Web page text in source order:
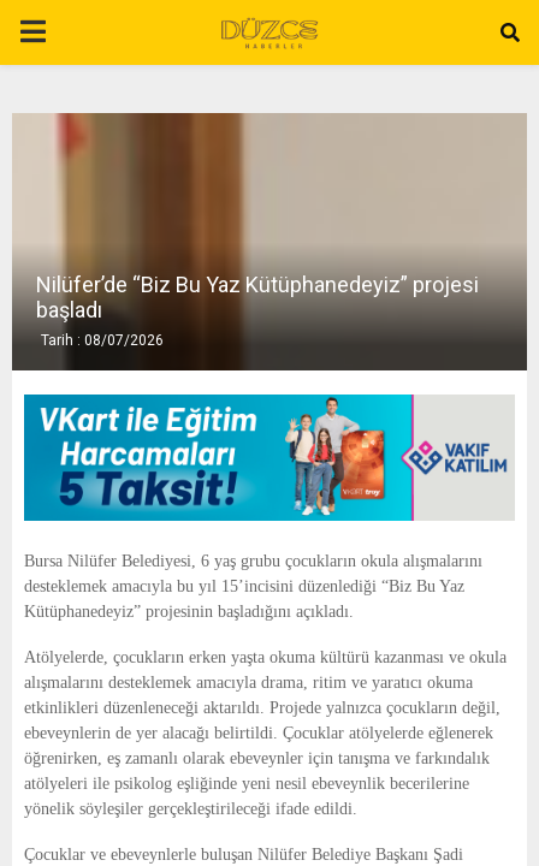
P
A
E
N
U
Nilüfer’de “Biz Bu Yaz Kütüphanedeyiz” projesi
başladı
Tarih : 08/07/2026
Bursa Nilüfer Belediyesi, 6 yaş grubu çocukların okula alışmalarını
desteklemek amacıyla bu yıl 15’incisini düzenlediği “Biz Bu Yaz
Kütüphanedeyiz” projesinin başladığını açıkladı.
Atölyelerde, çocukların erken yaşta okuma kültürü kazanması ve okula
alışmalarını desteklemek amacıyla drama, ritim ve yaratıcı okuma
etkinlikleri düzenleneceği aktarıldı. Projede yalnızca çocukların değil,
ebeveynlerin de yer alacağı belirtildi. Çocuklar atölyelerde eğlenerek
öğrenirken, eş zamanlı olarak ebeveynler için tanışma ve farkındalık
atölyeleri ile psikolog eşliğinde yeni nesil ebeveynlik becerilerine
yönelik söyleşiler gerçekleştirileceği ifade edildi.
Çocuklar ve ebeveynlerle buluşan Nilüfer Belediye Başkanı Şadi